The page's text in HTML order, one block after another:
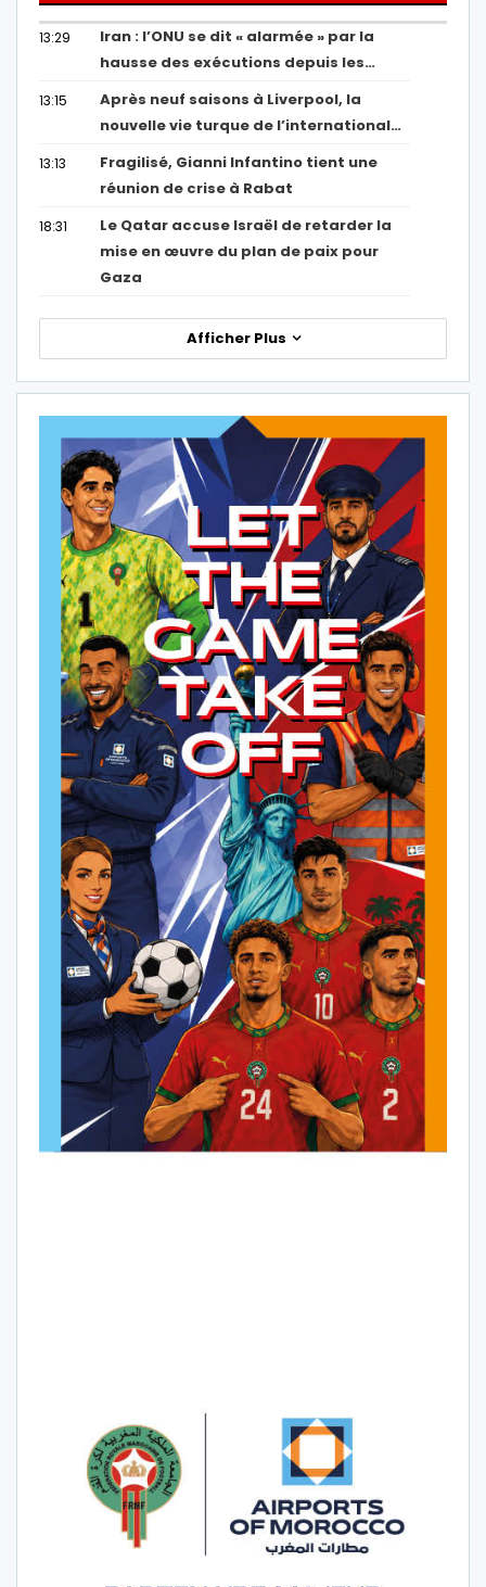
13:29
Iran : l’ONU se dit « alarmée » par la
hausse des exécutions depuis les…
13:15
Après neuf saisons à Liverpool, la
nouvelle vie turque de l’international…
13:13
Fragilisé, Gianni Infantino tient une
réunion de crise à Rabat
18:31
Le Qatar accuse Israël de retarder la
mise en œuvre du plan de paix pour
Gaza
Afficher Plus